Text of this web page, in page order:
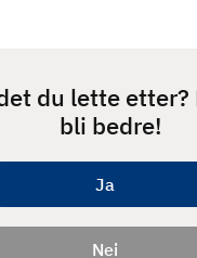
du lette etter?
bli bedre!